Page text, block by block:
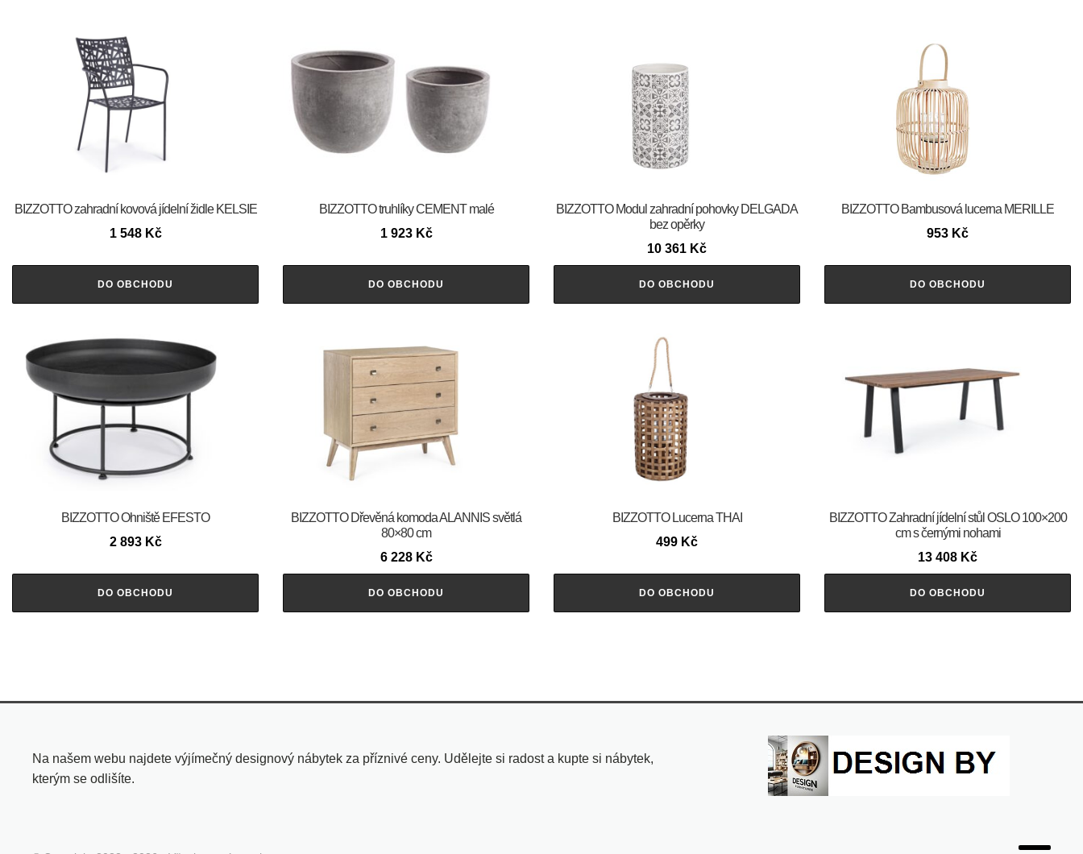
BIZZOTTO zahradní kovová jídelní židle KELSIE
1 548 Kč
DO OBCHODU
BIZZOTTO truhlíky CEMENT malé
1 923 Kč
DO OBCHODU
BIZZOTTO Modul zahradní pohovky DELGADA
bez opěrky
10 361 Kč
DO OBCHODU
BIZZOTTO Bambusová lucerna MERILLE
953 Kč
DO OBCHODU
BIZZOTTO Ohniště EFESTO
2 893 Kč
DO OBCHODU
BIZZOTTO Dřevěná komoda ALANNIS světlá
80×80 cm
6 228 Kč
DO OBCHODU
BIZZOTTO Lucerna THAI
499 Kč
DO OBCHODU
BIZZOTTO Zahradní jídelní stůl OSLO 100×200
cm s černými nohami
13 408 Kč
DO OBCHODU
Na našem webu najdete výjímečný designový nábytek za příznivé ceny. Udělejte si radost a kupte si nábytek,
kterým se odlišíte.